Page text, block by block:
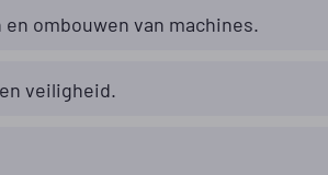
ombouwen van machines.
veiligheid.